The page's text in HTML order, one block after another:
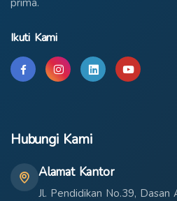
prima.
Ikuti Kami
Hubungi Kami
Alamat Kantor
Jl. Pendidikan No.39, Dasan